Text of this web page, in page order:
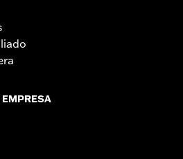
EMPRESA